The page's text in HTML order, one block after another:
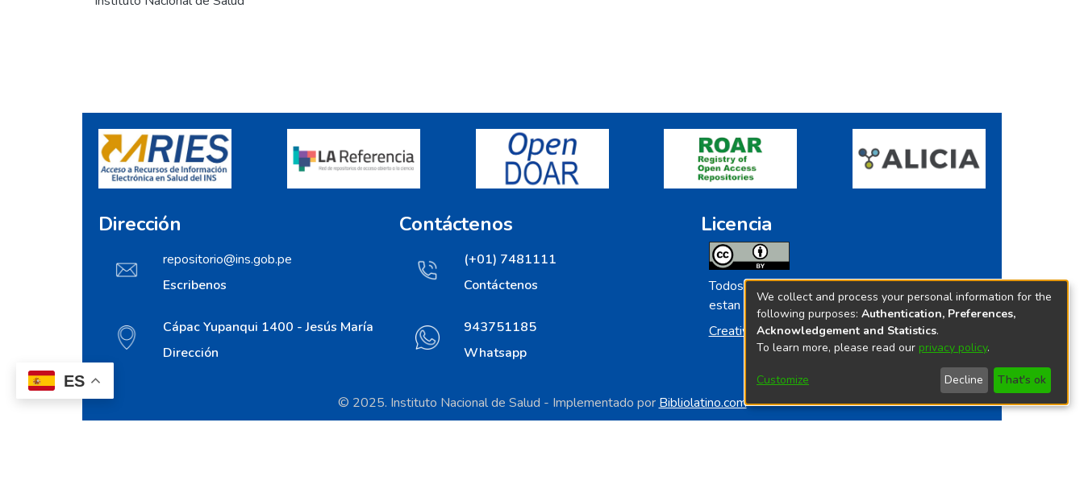
ES
Dirección
repositorio@ins.gob.pe
Escribenos
Cápac Yupanqui 1400 - Jesús María
Dirección
Contáctenos
(+01) 7481111
Contáctenos
943751185
Whatsapp
Licencia
Todos los contenidos de repositorio.ins.gob.pe
estan licenciados bajo
Creative Commoms License
© 2025. Instituto Nacional de Salud - Implementado por Bibliolatino.com
We collect and process your personal information for the
following purposes: Authentication, Preferences,
Acknowledgement and Statistics.
To learn more, please read our privacy policy.
Customize Decline That's ok